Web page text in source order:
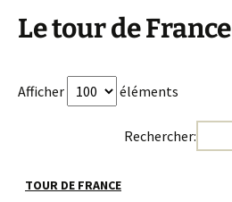
Le tour de France
Afficher éléments
Rechercher:
TOUR DE FRANCE